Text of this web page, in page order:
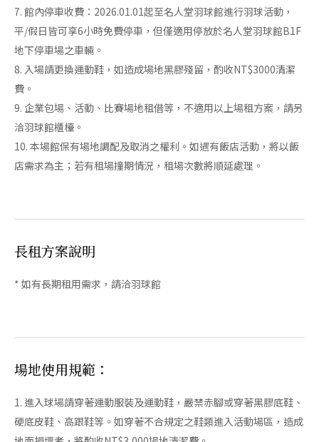
7. 館內停車收費：2026.01.01起至名人堂羽球館進行羽球活動，
平/假日皆可享6小時免費停車，但僅適用停放於名人堂羽球館B1F
地下停車場之車輛。
8. 入場請更換運動鞋，如造成場地黑膠殘留，酌收NT$3000清潔
費。
9. 企業包場、活動、比賽場地租借等，不適用以上場租方案，請另
洽羽球館櫃檯。
10. 本場館保有場地調配及取消之權利。如遇有飯店活動，將以飯
店需求為主；若有租場撞期情況，租場次數將順延處理。
長租方案說明
* 如有長期租用需求，請洽羽球館
場地使用規範：
1. 進入球場請穿著運動服裝及運動鞋，嚴禁赤腳或穿著黑膠底鞋、
硬底皮鞋、高跟鞋等。如穿著不合規定之鞋類進入活動場區，造成